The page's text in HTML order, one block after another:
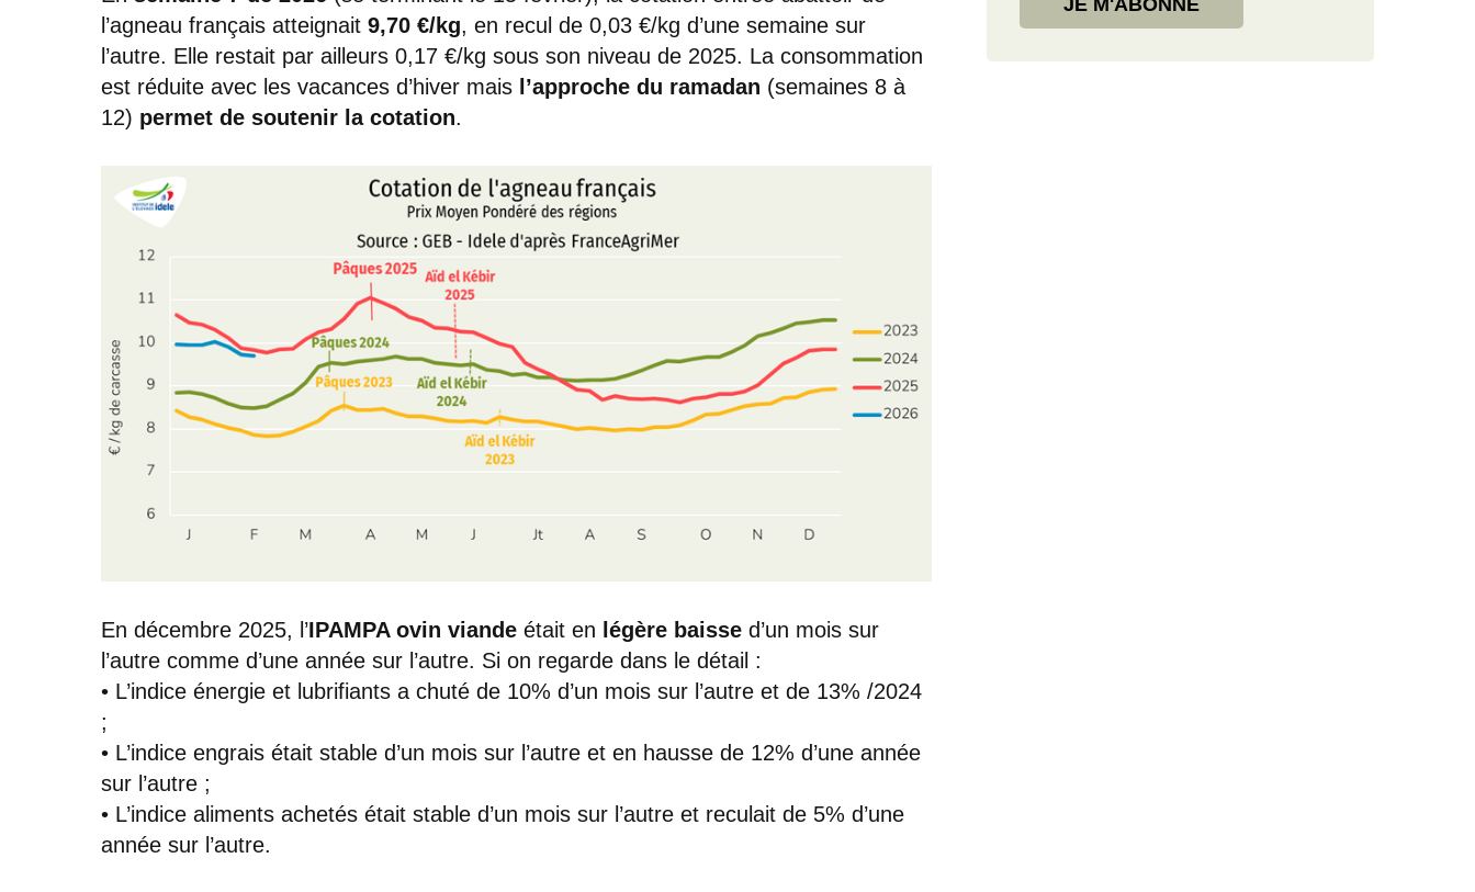
l’agneau français atteignait 9,70 €/kg, en recul de 0,03 €/kg d’une semaine sur
l’autre. Elle restait par ailleurs 0,17 €/kg sous son niveau de 2025. La consommation
est réduite avec les vacances d’hiver mais l’approche du ramadan (semaines 8 à
12) permet de soutenir la cotation.
En décembre 2025, l’IPAMPA ovin viande était en légère baisse d’un mois sur
l’autre comme d’une année sur l’autre. Si on regarde dans le détail :
• L’indice énergie et lubrifiants a chuté de 10% d’un mois sur l’autre et de 13% /2024
;
• L’indice engrais était stable d’un mois sur l’autre et en hausse de 12% d’une année
sur l’autre ;
• L’indice aliments achetés était stable d’un mois sur l’autre et reculait de 5% d’une
année sur l’autre.